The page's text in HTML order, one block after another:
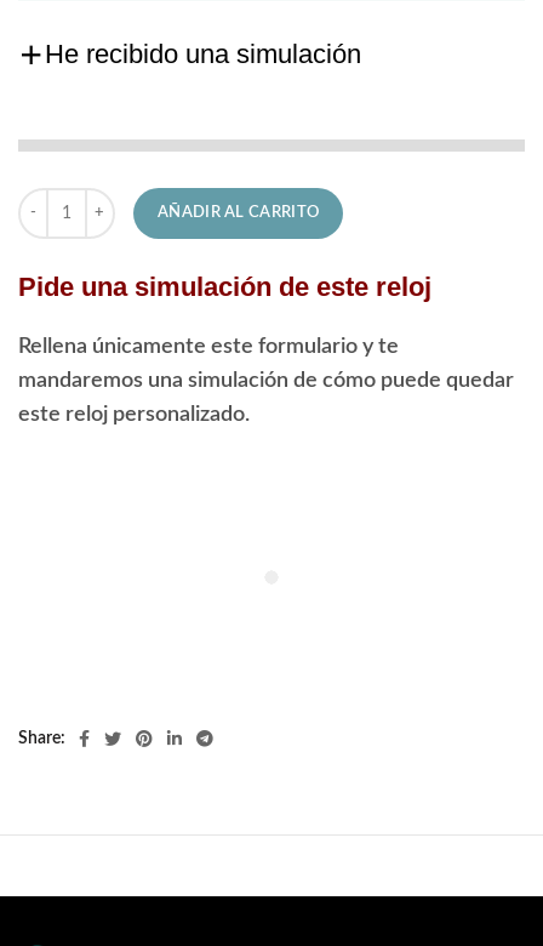
He recibido una simulación
Reloj Lotus de Hombre 18835/1 Freedom cantidad
AÑADIR AL CARRITO
Pide una simulación de este reloj
Rellena únicamente este formulario y te
mandaremos una simulación de cómo puede quedar
este reloj personalizado.
Share